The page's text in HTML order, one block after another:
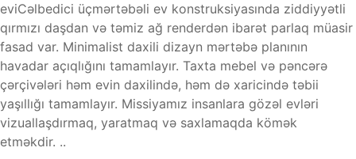
eviCəlbedici üçmərtəbəli ev konstruksiyasında ziddiyyətli
qırmızı daşdan və təmiz ağ renderdən ibarət parlaq müasir
fasad var. Minimalist daxili dizayn mərtəbə planının
havadar açıqlığını tamamlayır. Taxta mebel və pəncərə
çərçivələri həm evin daxilində, həm də xaricində təbii
yaşıllığı tamamlayır. Missiyamız insanlara gözəl evləri
vizuallaşdırmaq, yaratmaq və saxlamaqda kömək
etməkdir. ..